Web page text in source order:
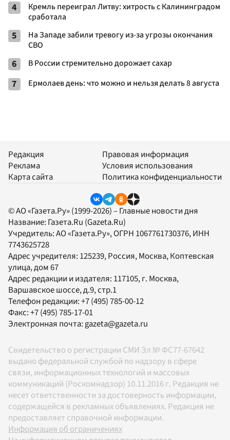
4
Кремль переиграл Литву: хитрость с Калининградом
сработала
5
На Западе забили тревогу из-за угрозы окончания
СВО
6 В России стремительно дорожает сахар
7 Ермолаев день: что можно и нельзя делать 8 августа
Редакция
Реклама
Карта сайта
Правовая информация
Условия использования
Политика конфиденциальности
© АО «Газета.Ру» (1999-2026) – Главные новости дня
Название: Газета.Ru (Gazeta.Ru)
Учредитель:АО «Газета.Ру», ОГРН 1067761730376, ИНН
7743625728
Адрес учредителя: 125239, Россия, Москва, Коптевская
улица, дом 67
Адрес редакции и издателя: 117105, г. Москва,
Варшавское шоссе, д.9, стр.1
Телефон редакции:+7 (495) 785-00-12
Факс:+7 (495) 785-17-01
Электронная почта:gazeta@gazeta.ru
Свидетельство о регистрации СМИ Эл № ФС77-67642
выдано федеральной службой по надзору в сфере
связи, информационных технологий и массовых
коммуникаций (Роскомнадзор) 10.11.2016 г. Редакция не
несет ответственности за достоверность информации,
содержащейся в рекламных объявлениях. Редакция не
предоставляет справочной информации.
Информация об ограничениях